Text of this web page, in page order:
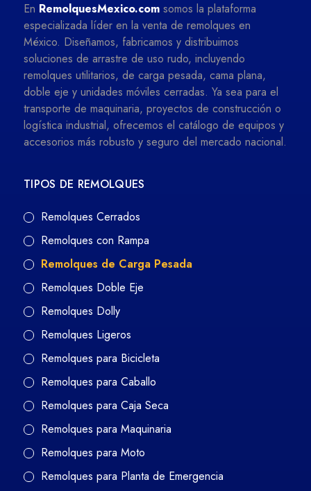
En RemolquesMexico.com somos la plataforma
especializada líder en la venta de remolques en
México. Diseñamos, fabricamos y distribuimos
soluciones de arrastre de uso rudo, incluyendo
remolques utilitarios, de carga pesada, cama plana,
doble eje y unidades móviles cerradas. Ya sea para el
transporte de maquinaria, proyectos de construcción o
logística industrial, ofrecemos el catálogo de equipos y
accesorios más robusto y seguro del mercado nacional.
TIPOS DE REMOLQUES
Remolques Cerrados
Remolques con Rampa
Remolques de Carga Pesada
Remolques Doble Eje
Remolques Dolly
Remolques Ligeros
Remolques para Bicicleta
Remolques para Caballo
Remolques para Caja Seca
Remolques para Maquinaria
Remolques para Moto
Remolques para Planta de Emergencia